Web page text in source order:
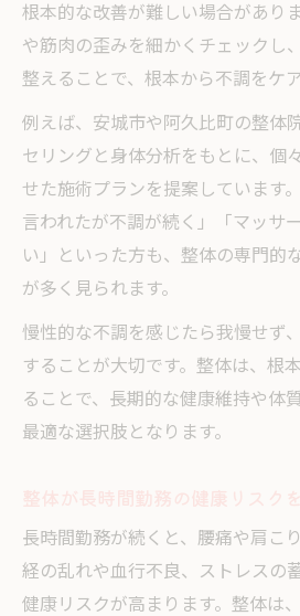
根本的な改善が難しい場合があり
や筋肉の歪みを細かくチェックし
整えることで、根本から不調をケア
例えば、安城市や阿久比町の整体
セリングと身体分析をもとに、個
せた施術プランを提案しています
言われたが不調が続く」「マッサ
い」といった方も、整体の専門的
が多く見られます。
慢性的な不調を感じたら我慢せず
することが大切です。整体は、根
ることで、長期的な健康維持や体
最適な選択肢となります。
長時間勤務が続くと、腰痛や肩こ
経の乱れや血行不良、ストレスの
健康リスクが高まります。整体は